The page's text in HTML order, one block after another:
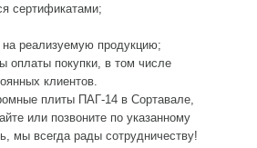
сертификатами;
реализуемую продукцию;
оплаты покупки, в том числе
клиентов.
плиты ПАГ-14 в Сортавале,
или позвоните по указанному
мы всегда рады сотрудничеству!